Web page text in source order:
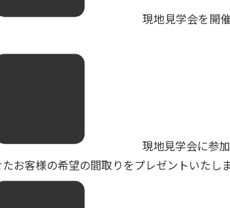
現地見学会を開
現地見学会に参
お客様の希望の間取りをプレゼントいたしま